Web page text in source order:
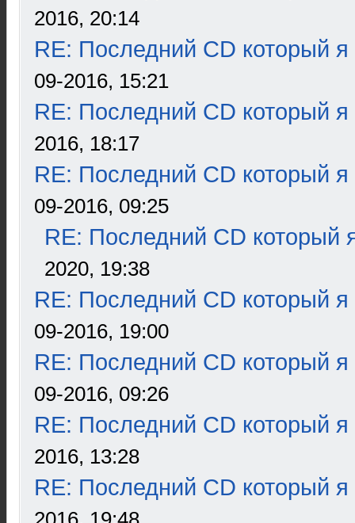
2016, 20:14
RE: Последний CD который я
09-2016, 15:21
RE: Последний CD который я
2016, 18:17
RE: Последний CD который я
09-2016, 09:25
RE: Последний CD который
2020, 19:38
RE: Последний CD который я
09-2016, 19:00
RE: Последний CD который я
09-2016, 09:26
RE: Последний CD который я
2016, 13:28
RE: Последний CD который я